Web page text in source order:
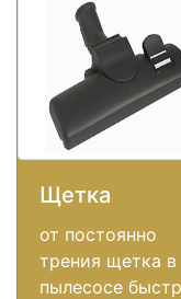
Щетка
от постоянно
трения щетка в
пылесосе